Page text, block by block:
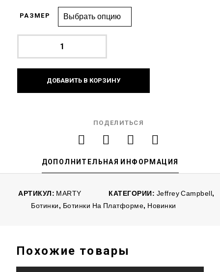
РАЗМЕР
ДОБАВИТЬ В КОРЗИНУ
ПОДЕЛИТЬСЯ
ДОПОЛНИТЕЛЬНАЯ ИНФОРМАЦИЯ
АРТИКУЛ: MARTY КАТЕГОРИИ: Jeffrey Campbell,
Ботинки, Ботинки На Платформе, Новинки
Похожие товары